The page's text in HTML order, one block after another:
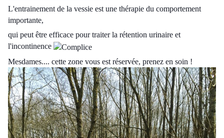
L'entrainement de la vessie est une thérapie du comportement
importante,
qui peut être efficace pour traiter la rétention urinaire et
l'incontinence
Mesdames.... cette zone vous est réservée, prenez en soin !